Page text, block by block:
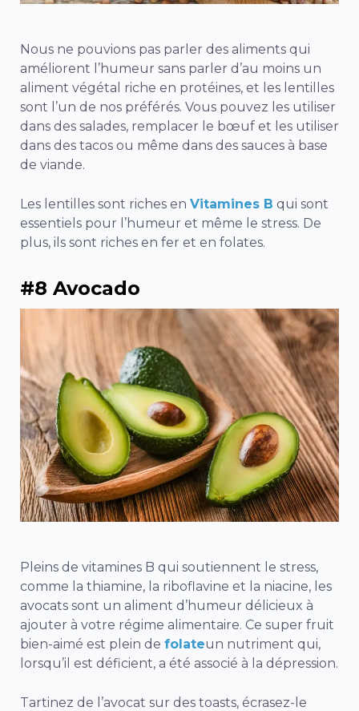
Nous ne pouvions pas parler des aliments qui
améliorent l’humeur sans parler d’au moins un
aliment végétal riche en protéines, et les lentilles
sont l’un de nos préférés. Vous pouvez les utiliser
dans des salades, remplacer le bœuf et les utiliser
dans des tacos ou même dans des sauces à base
de viande.
Les lentilles sont riches en Vitamines B qui sont
essentiels pour l’humeur et même le stress. De
plus, ils sont riches en fer et en folates.
#8 Avocado
Pleins de vitamines B qui soutiennent le stress,
comme la thiamine, la riboflavine et la niacine, les
avocats sont un aliment d’humeur délicieux à
ajouter à votre régime alimentaire. Ce super fruit
bien-aimé est plein de folateun nutriment qui,
lorsqu’il est déficient, a été associé à la dépression.
Tartinez de l’avocat sur des toasts, écrasez-le